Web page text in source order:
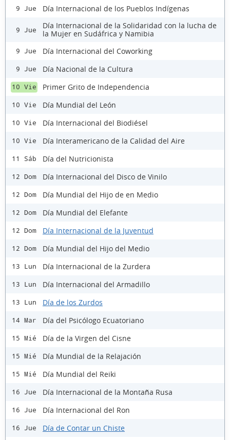
9 Jue Día Internacional de los Pueblos Indígenas
9 Jue
Día Internacional de la Solidaridad con la lucha de
la Mujer en Sudáfrica y Namibia
9 Jue Día Internacional del Coworking
9 Jue Día Nacional de la Cultura
10 Vie Primer Grito de Independencia
10 Vie Día Mundial del León
10 Vie Día Internacional del Biodiésel
10 Vie Día Interamericano de la Calidad del Aire
11 Sáb Día del Nutricionista
12 Dom Día Internacional del Disco de Vinilo
12 Dom Día Mundial del Hijo de en Medio
12 Dom Día Mundial del Elefante
12 Dom Día Internacional de la Juventud
12 Dom Día Mundial del Hijo del Medio
13 Lun Día Internacional de la Zurdera
13 Lun Día Internacional del Armadillo
13 Lun Día de los Zurdos
14 Mar Día del Psicólogo Ecuatoriano
15 Mié Día de la Virgen del Cisne
15 Mié Día Mundial de la Relajación
15 Mié Día Mundial del Reiki
16 Jue Día Internacional de la Montaña Rusa
16 Jue Día Internacional del Ron
16 Jue Día de Contar un Chiste